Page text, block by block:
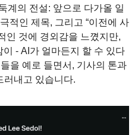
계의 전설: 앞으로 다가올 일
적인 제목, 그리고 “이전에 사
인 것에 경외감을 느꼈지만,
- AI가 얼마든지 할 수 있다
을 예로 들면서, 기사의 톤과
러내고 있습니다.